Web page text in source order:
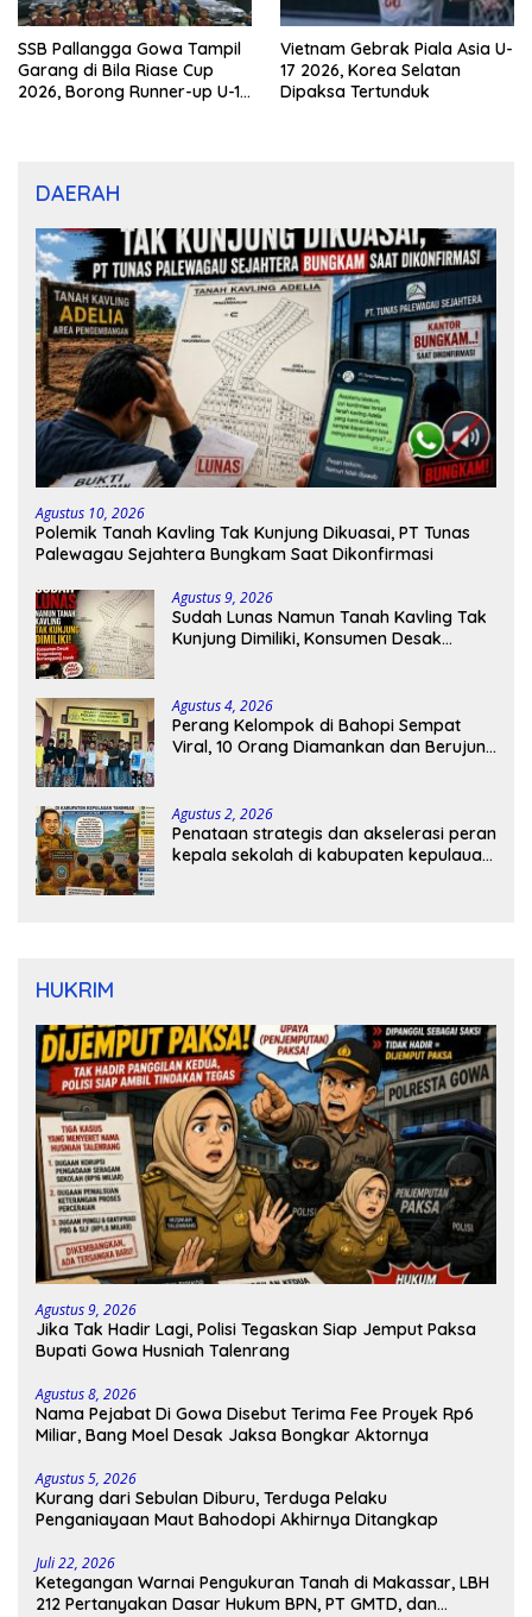
SSB Pallangga Gowa Tampil
Garang di Bila Riase Cup
2026, Borong Runner-up U-10
Vietnam Gebrak Piala Asia U-
17 2026, Korea Selatan
Dipaksa Tertunduk
DAERAH
Agustus 10, 2026
Polemik Tanah Kavling Tak Kunjung Dikuasai, PT Tunas
Palewagau Sejahtera Bungkam Saat Dikonfirmasi
Agustus 9, 2026
Sudah Lunas Namun Tanah Kavling Tak
Kunjung Dimiliki, Konsumen Desak
Agustus 4, 2026
Perang Kelompok di Bahopi Sempat
Viral, 10 Orang Diamankan dan Berujung
Agustus 2, 2026
Penataan strategis dan akselerasi peran
kepala sekolah di kabupaten kepulauan
HUKRIM
Agustus 9, 2026
Jika Tak Hadir Lagi, Polisi Tegaskan Siap Jemput Paksa
Bupati Gowa Husniah Talenrang
Agustus 8, 2026
Nama Pejabat Di Gowa Disebut Terima Fee Proyek Rp6
Miliar, Bang Moel Desak Jaksa Bongkar Aktornya
Agustus 5, 2026
Kurang dari Sebulan Diburu, Terduga Pelaku
Penganiayaan Maut Bahodopi Akhirnya Ditangkap
Juli 22, 2026
Ketegangan Warnai Pengukuran Tanah di Makassar, LBH
212 Pertanyakan Dasar Hukum BPN, PT GMTD, dan